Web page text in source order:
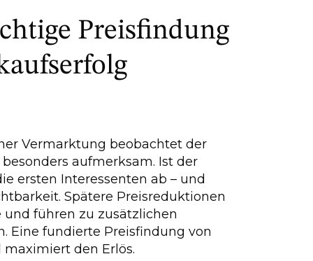
Preisfindung
Vermarktung beobachtet der
aufmerksam. Ist der
ersten Interessenten ab – und
Spätere Preisreduktionen
führen zu zusätzlichen
Eine fundierte Preisfindung von
den Erlös.